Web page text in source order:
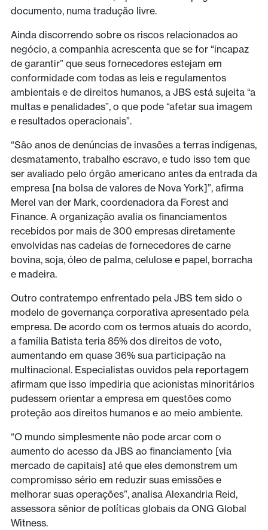
documento, numa tradução livre.
Ainda discorrendo sobre os riscos relacionados ao
negócio, a companhia acrescenta que se for “incapaz
de garantir” que seus fornecedores estejam em
conformidade com todas as leis e regulamentos
ambientais e de direitos humanos, a JBS está sujeita “a
multas e penalidades”, o que pode “afetar sua imagem
e resultados operacionais”.
“São anos de denúncias de invasões a terras indígenas,
desmatamento, trabalho escravo, e tudo isso tem que
ser avaliado pelo órgão americano antes da entrada da
empresa [na bolsa de valores de Nova York]”, afirma
Merel van der Mark, coordenadora da Forest and
Finance. A organização avalia os financiamentos
recebidos por mais de 300 empresas diretamente
envolvidas nas cadeias de fornecedores de carne
bovina, soja, óleo de palma, celulose e papel, borracha
e madeira.
Outro contratempo enfrentado pela JBS tem sido o
modelo de governança corporativa apresentado pela
empresa. De acordo com os termos atuais do acordo,
a família Batista teria 85% dos direitos de voto,
aumentando em quase 36% sua participação na
multinacional. Especialistas ouvidos pela reportagem
afirmam que isso impediria que acionistas minoritários
pudessem orientar a empresa em questões como
proteção aos direitos humanos e ao meio ambiente.
“O mundo simplesmente não pode arcar com o
aumento do acesso da JBS ao financiamento [via
mercado de capitais] até que eles demonstrem um
compromisso sério em reduzir suas emissões e
melhorar suas operações”, analisa Alexandria Reid,
assessora sênior de políticas globais da ONG Global
Witness.